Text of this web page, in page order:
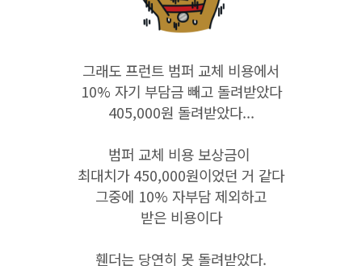
그래도 프런트 범퍼 교체 비용에서
10% 자기 부담금 빼고 돌려받았다
405,000원 돌려받았다...
범퍼 교체 비용 보상금이
최대치가 450,000원이었던 거 같다
그중에 10% 자부담 제외하고
받은 비용이다
휀더는 당연히 못 돌려받았다.